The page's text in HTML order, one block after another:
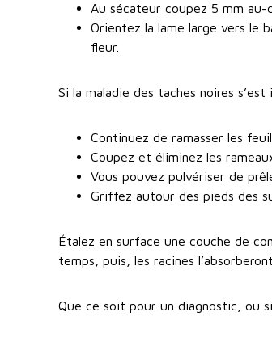
Au sécateur coupez 5 mm au-
Orientez la lame large vers le
fleur.
Si la maladie des taches noires
Continuez de ramasser les
Coupez et éliminez les
Vous pouvez pulvériser de
Griffez autour des pieds des
Étalez en surface une couche de
temps, puis, les racines
Que ce soit pour un diagnostic, ou